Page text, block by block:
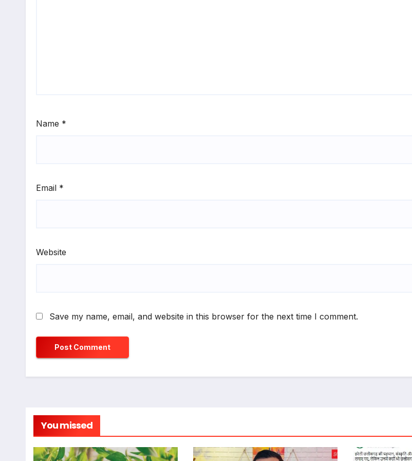
Name *
Email *
Website
Save my name, email, and website in this browser for the next time I comment.
You missed